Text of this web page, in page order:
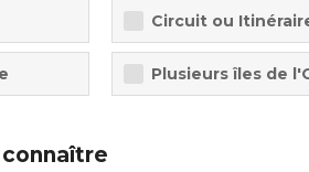
Circuit ou
Plusieurs îles de